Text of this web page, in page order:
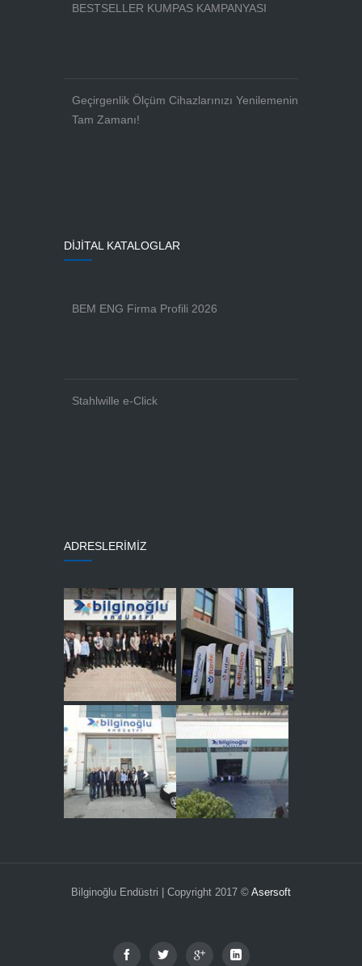
BESTSELLER KUMPAS KAMPANYASI
Geçirgenlik Ölçüm Cihazlarınızı Yenilemenin
Tam Zamanı!
DİJİTAL KATALOGLAR
BEM ENG Firma Profili 2026
Stahlwille e-Click
ADRESLERİMİZ
Bilginoğlu Endüstri | Copyright 2017 © Asersoft